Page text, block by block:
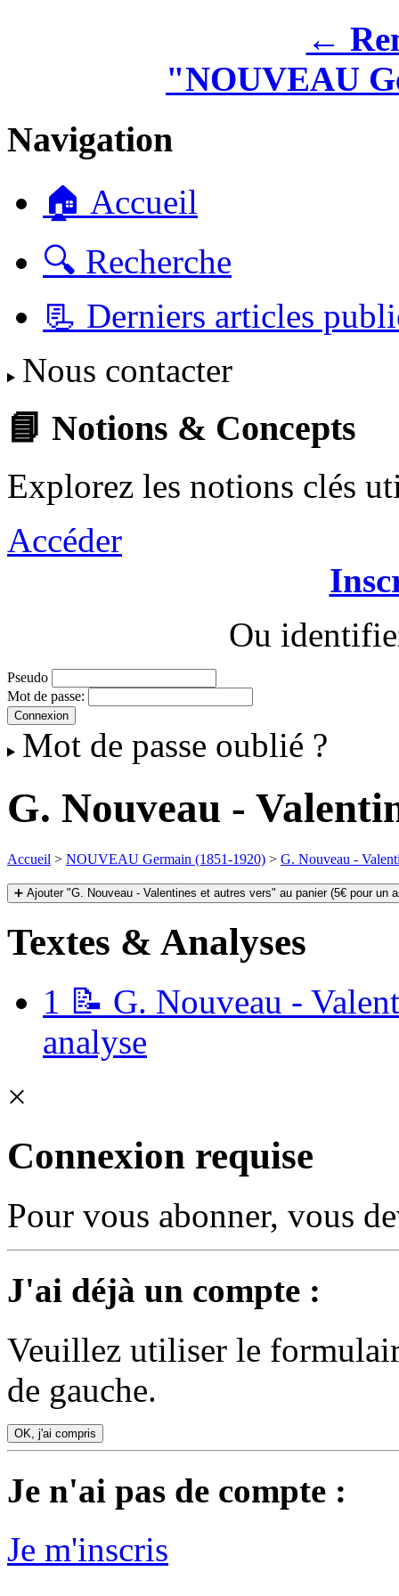
←
"NOUVEAU
Navigation
🏠 Accueil
🔍 Recherche
📃 Derniers articles
Nous contacter
📘 Notions & Concepts
Explorez les notions clés
Accéder
Ou
Pseudo
Mot de passe:
Mot de passe oublié ?
G. Nouveau -
Accueil > NOUVEAU Germain (1851-1920) > G. Nouveau -
➕ Ajouter "G. Nouveau - Valentines et autres vers" au panier (5€ pour un
Textes & Analyses
1 📝 G. Nouveau -
analyse
×
Connexion requise
Pour vous abonner, vous
J'ai déjà un compte :
Veuillez utiliser le
de gauche.
OK, j'ai compris
Je n'ai pas de compte :
Je m'inscris